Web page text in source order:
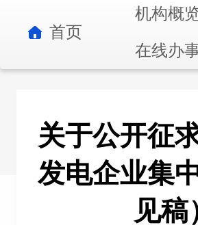
首页
机构概
在线办
关于公开征
发电企业集
见